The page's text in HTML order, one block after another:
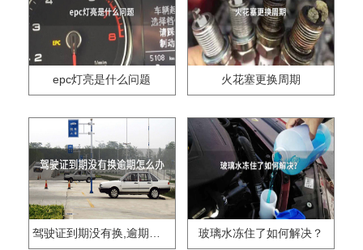
epc灯亮是什么问题 火花塞更换周期
驾驶证到期没有换,逾期怎么办?? 玻璃水冻住了如何解决？